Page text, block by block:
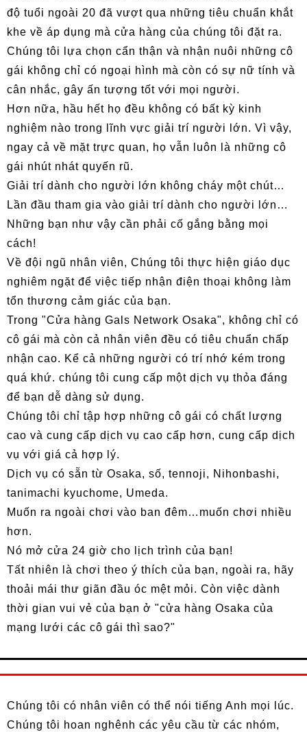
độ tuổi ngoài 20 đã vượt qua những tiêu chuẩn khắt
khe về áp dụng mà cửa hàng của chúng tôi đặt ra.
Chúng tôi lựa chọn cẩn thận và nhận nuôi những cô
gái không chỉ có ngoại hình mà còn có sự nữ tính và
cân nhắc, gây ấn tượng tốt với mọi người.
Hơn nữa, hầu hết họ đều không có bất kỳ kinh
nghiệm nào trong lĩnh vực giải trí người lớn. Vì vậy,
ngay cả về mặt trực quan, họ vẫn luôn là những cô
gái nhút nhát quyến rũ.
Giải trí dành cho người lớn không cháy một chút…
Lần đầu tham gia vào giải trí dành cho người lớn…
Những bạn như vậy cần phải cố gắng bằng mọi
cách!
Về đội ngũ nhân viên, Chúng tôi thực hiện giáo dục
nghiêm ngặt để việc tiếp nhận điện thoại không làm
tổn thương cảm giác của bạn.
Trong "Cửa hàng Gals Network Osaka", không chỉ có
cô gái mà còn cả nhân viên đều có tiêu chuẩn chấp
nhận cao. Kể cả những người có trí nhớ kém trong
quá khứ. chúng tôi cung cấp một dịch vụ thỏa đáng
để bạn dễ dàng sử dụng.
Chúng tôi chỉ tập hợp những cô gái có chất lượng
cao và cung cấp dịch vụ cao cấp hơn, cung cấp dịch
vụ với giá cả hợp lý.
Dịch vụ có sẵn từ Osaka, số, tennoji, Nihonbashi,
tanimachi kyuchome, Umeda.
Muốn ra ngoài chơi vào ban đêm…muốn chơi nhiều
hơn.
Nó mở cửa 24 giờ cho lịch trình của bạn!
Tất nhiên là chơi theo ý thích của bạn, ngoài ra, hãy
thoải mái thư giãn đầu óc mệt mỏi. Còn việc dành
thời gian vui vẻ của bạn ở "cửa hàng Osaka của
mạng lưới các cô gái thì sao?"
Chúng tôi có nhân viên có thể nói tiếng Anh mọi lúc.
Chúng tôi hoan nghênh các yêu cầu từ các nhóm,